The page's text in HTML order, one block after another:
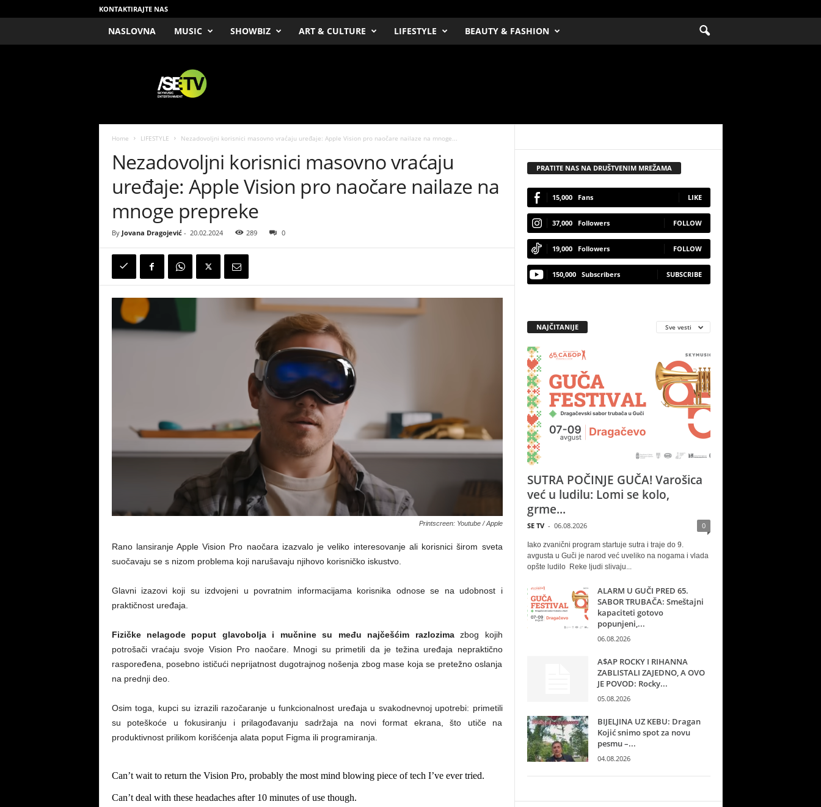
KONTAKTIRAJTE NAS
NASLOVNA MUSIC SHOWBIZ ART & CULTURE LIFESTYLE BEAUTY & FASHION
Home LIFESTYLE Nezadovoljni korisnici masovno vraćaju uređaje: Apple Vision pro naočare nailaze na mnoge...
Nezadovoljni korisnici masovno vraćaju
uređaje: Apple Vision pro naočare nailaze na
mnoge prepreke
By Jovana Dragojević- 20.02.2024 289 0
Printscreen: Youtube / Apple
Rano lansiranje Apple Vision Pro naočara izazvalo je veliko interesovanje ali korisnici širom sveta
suočavaju se s nizom problema koji narušavaju njihovo korisničko iskustvo.
Glavni izazovi koji su izdvojeni u povratnim informacijama korisnika odnose se na udobnost i
praktičnost uređaja.
Fizičke nelagode poput glavobolja i mučnine su među najčešćim razlozimazbog kojih
potrošači vraćaju svoje Vision Pro naočare. Mnogi su primetili da je težina uređaja nepraktično
raspoređena, posebno ističući neprijatnost dugotrajnog nošenja zbog mase koja se pretežno oslanja
na prednji deo.
Osim toga, kupci su izrazili razočaranje u funkcionalnost uređaja u svakodnevnoj upotrebi: primetili
su poteškoće u fokusiranju i prilagođavanju sadržaja na novi format ekrana, što utiče na
produktivnost prilikom korišćenja alata poput Figma ili programiranja.
Can’t wait to return the Vision Pro, probably the most mind blowing piece of tech I’ve ever tried.
Can’t deal with these headaches after 10 minutes of use though.
PRATITE NAS NA DRUŠTVENIM MREŽAMA
15,000 Fans LIKE
37,000 Followers FOLLOW
19,000 Followers FOLLOW
150,000 Subscribers SUBSCRIBE
NAJČITANIJE Sve vesti
SUTRA POČINJE GUČA! Varošica
već u ludilu: Lomi se kolo,
grme...
SE TV - 06.08.2026 0
Iako zvanični program startuje sutra i traje do 9.
avgusta u Guči je narod već uveliko na nogama i vlada
opšte ludilo Reke ljudi slivaju...
ALARM U GUČI PRED 65.
SABOR TRUBAČA: Smeštajni
kapaciteti gotovo
popunjeni,...
06.08.2026
A$AP ROCKY I RIHANNA
ZABLISTALI ZAJEDNO, A OVO
JE POVOD: Rocky...
05.08.2026
BIJELJINA UZ KEBU: Dragan
Kojić snimo spot za novu
pesmu –...
04.08.2026